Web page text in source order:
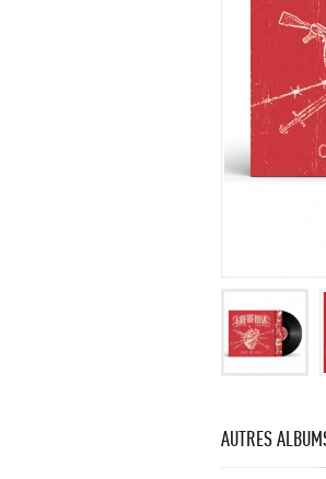
AUTRES